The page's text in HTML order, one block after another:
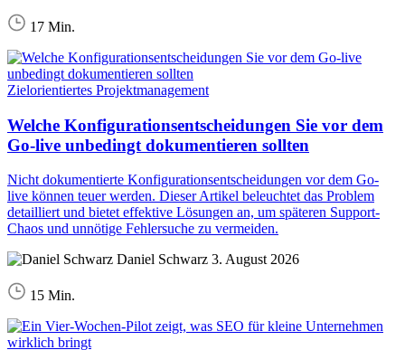
17 Min.
Zielorientiertes Projektmanagement
Welche Konfigurationsentscheidungen Sie vor dem
Go-live unbedingt dokumentieren sollten
Nicht dokumentierte Konfigurationsentscheidungen vor dem Go-
live können teuer werden. Dieser Artikel beleuchtet das Problem
detailliert und bietet effektive Lösungen an, um späteren Support-
Chaos und unnötige Fehlersuche zu vermeiden.
Daniel Schwarz 3. August 2026
15 Min.